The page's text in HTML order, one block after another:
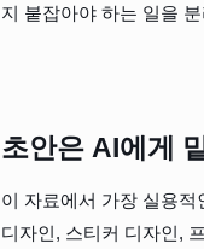
지 붙잡아야 하는 일을
초안은 AI에게
이 자료에서 가장 실용
디자인, 스티커 디자인,